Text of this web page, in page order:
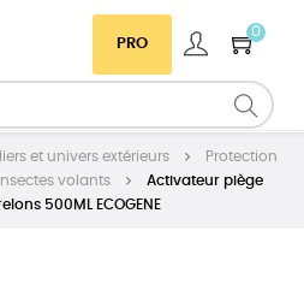
PRO
0
et univers extérieurs
Protection
volants
Activateur piège
500ML ECOGENE